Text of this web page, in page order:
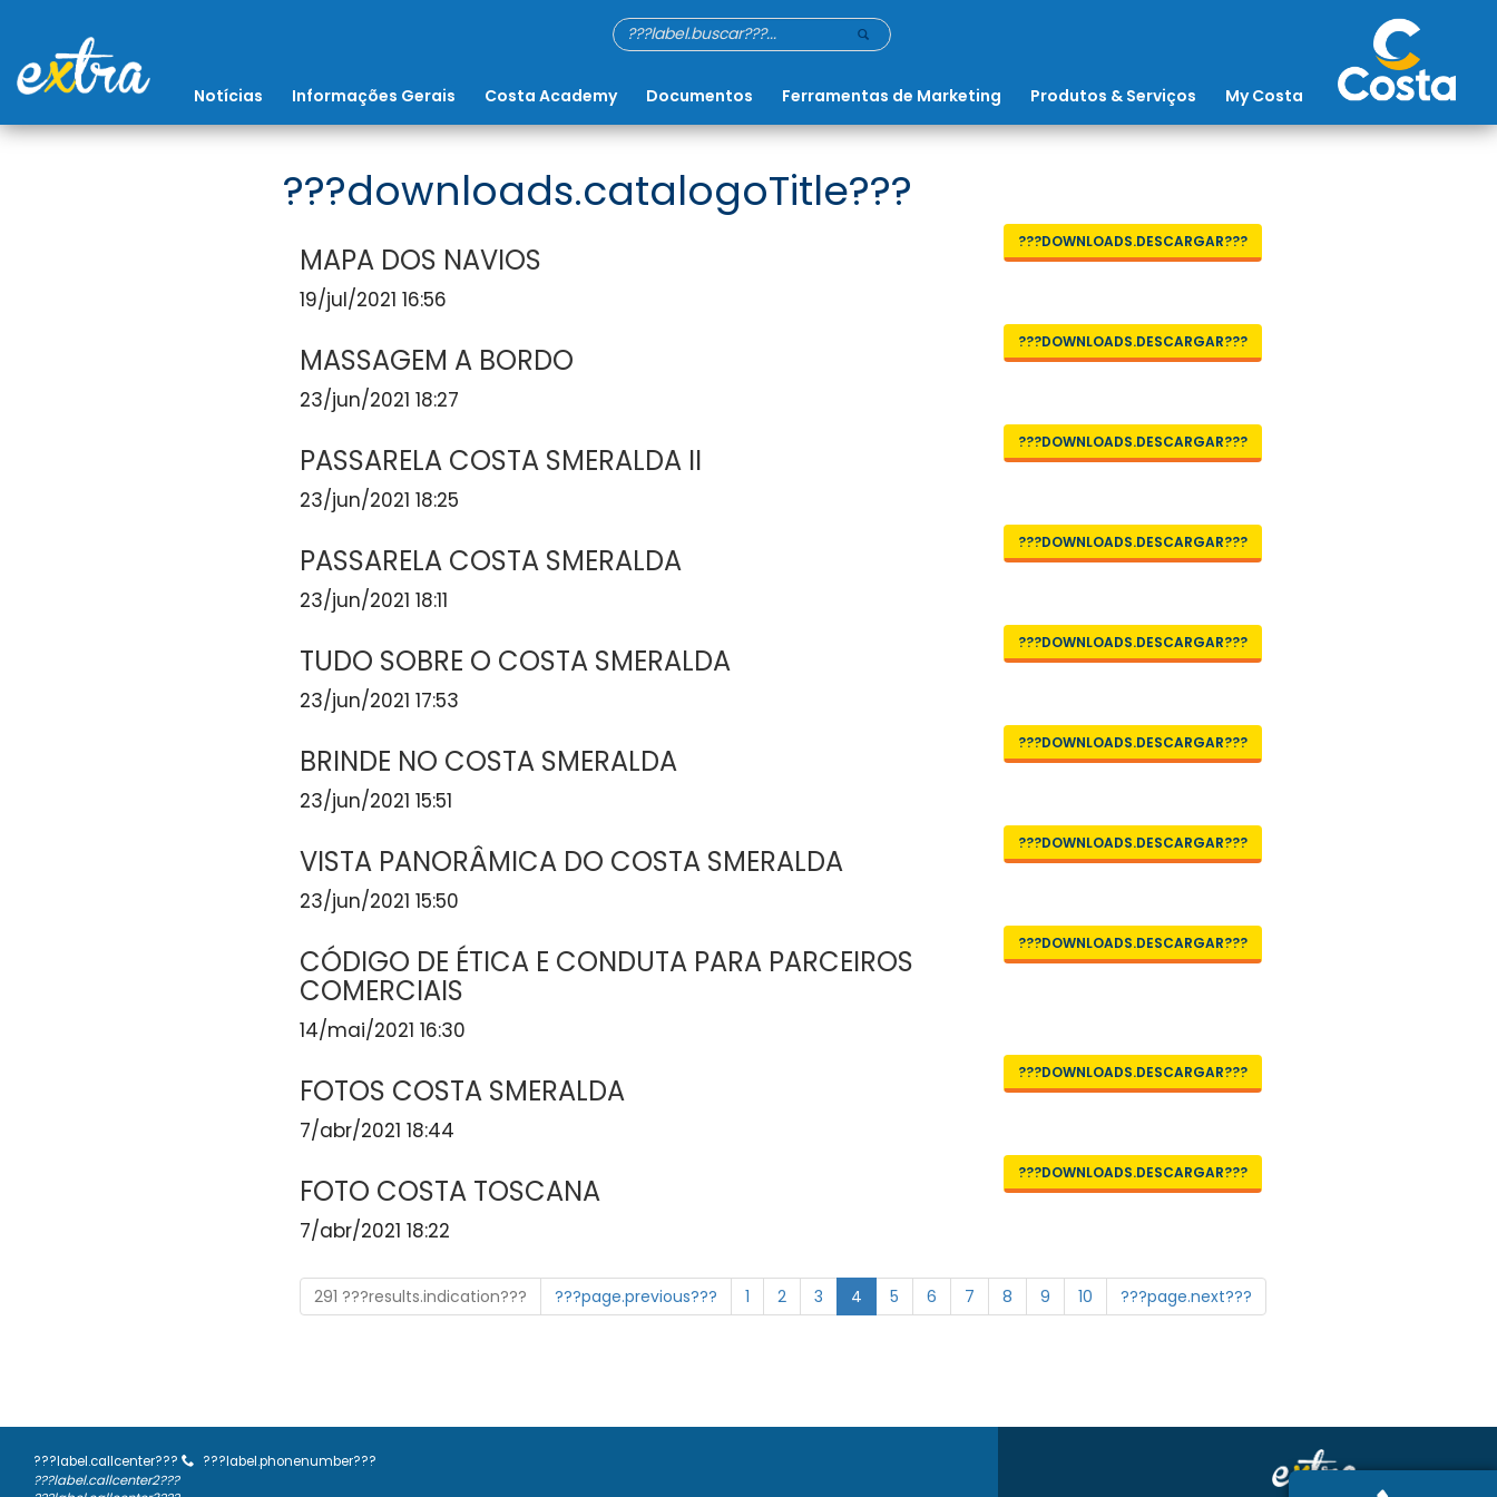
Notícias Informações Gerais Costa Academy Documentos Ferramentas de Marketing Produtos & Serviços My Costa
???downloads.catalogoTitle???
MAPA DOS NAVIOS
19/jul/2021 16:56
???DOWNLOADS.DESCARGAR???
MASSAGEM A BORDO
23/jun/2021 18:27
???DOWNLOADS.DESCARGAR???
PASSARELA COSTA SMERALDA II
23/jun/2021 18:25
???DOWNLOADS.DESCARGAR???
PASSARELA COSTA SMERALDA
23/jun/2021 18:11
???DOWNLOADS.DESCARGAR???
TUDO SOBRE O COSTA SMERALDA
23/jun/2021 17:53
???DOWNLOADS.DESCARGAR???
BRINDE NO COSTA SMERALDA
23/jun/2021 15:51
???DOWNLOADS.DESCARGAR???
VISTA PANORÂMICA DO COSTA SMERALDA
23/jun/2021 15:50
???DOWNLOADS.DESCARGAR???
CÓDIGO DE ÉTICA E CONDUTA PARA PARCEIROS
COMERCIAIS
14/mai/2021 16:30
???DOWNLOADS.DESCARGAR???
FOTOS COSTA SMERALDA
7/abr/2021 18:44
???DOWNLOADS.DESCARGAR???
FOTO COSTA TOSCANA
7/abr/2021 18:22
???DOWNLOADS.DESCARGAR???
291 ???results.indication??? ???page.previous??? 1 2 3 4 5 6 7 8 9 10 ???page.next???
???label.callcenter???
???label.phonenumber???
???label.callcenter2???